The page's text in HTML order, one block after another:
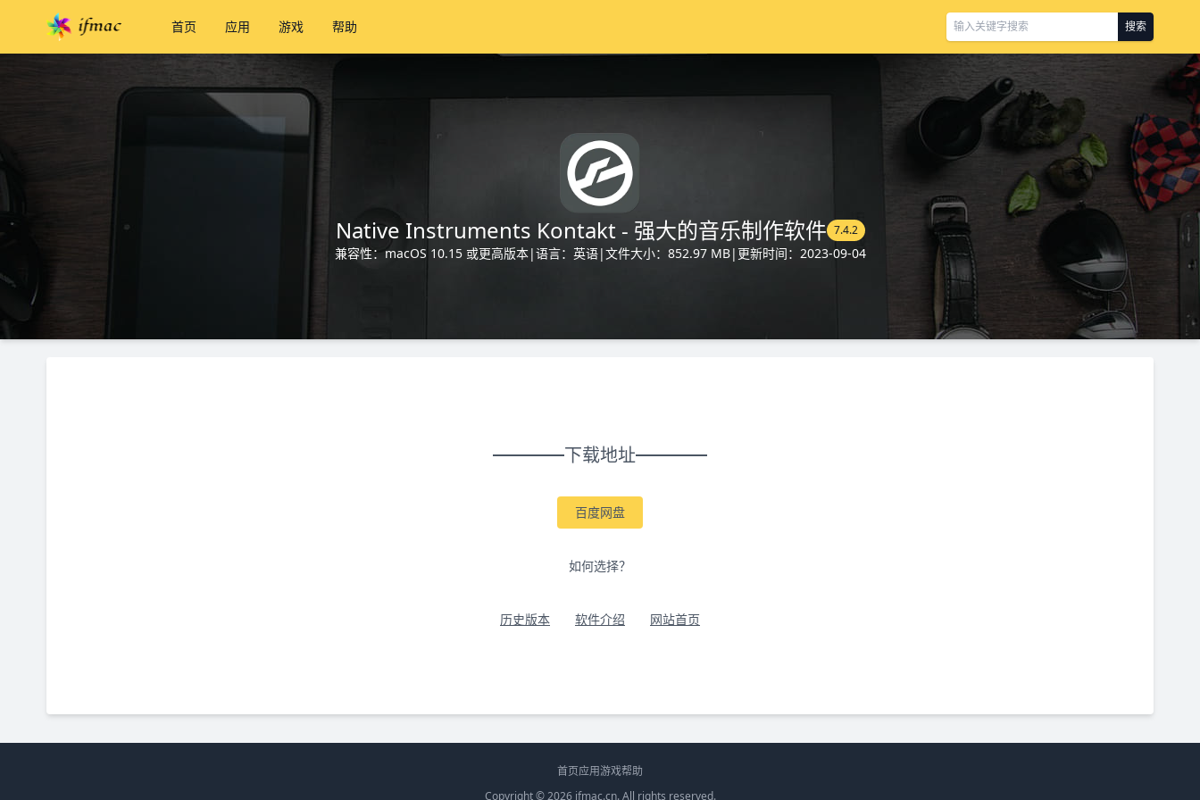
首页 应用 游戏 帮助 搜索
Native Instruments Kontakt - 强大的音乐制作软件 7.4.2
兼容性：macOS 10.15 或更高版本|语言：英语|文件大小：852.97 MB| 更新时间：2023-09-04
下载地址
百度网盘
如何选择？
历史版本 软件介绍 网站首页
首页应用游戏帮助
Copyright © 2026 ifmac.cn. All rights reserved.